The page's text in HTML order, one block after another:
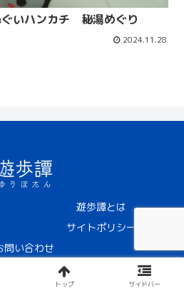
いハンカチ 秘湯めぐり
2024.11.28
遊歩譚とは
サイトポリシー
問い合わせ
歩譚 -ゆうほたん-.
トップ サイドバー